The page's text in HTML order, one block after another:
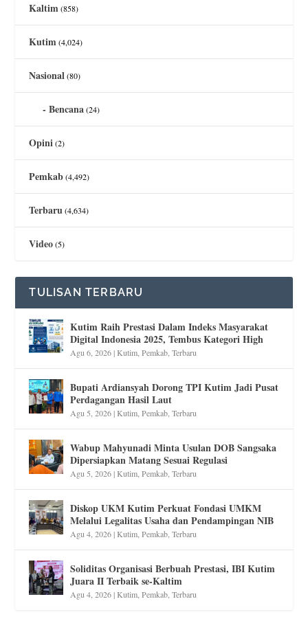
Kaltim(858)
Kutim(4,024)
Nasional(80)
Bencana(24)
Opini(2)
Pemkab(4,492)
Terbaru(4,634)
Video(5)
TULISAN TERBARU
Kutim Raih Prestasi Dalam Indeks Masyarakat
Digital Indonesia 2025, Tembus Kategori High
Agu 6, 2026|Kutim ,Pemkab ,Terbaru
Bupati Ardiansyah Dorong TPI Kutim Jadi Pusat
Perdagangan Hasil Laut
Agu 5, 2026|Kutim ,Pemkab ,Terbaru
Wabup Mahyunadi Minta Usulan DOB Sangsaka
Dipersiapkan Matang Sesuai Regulasi
Agu 5, 2026|Kutim ,Pemkab ,Terbaru
Diskop UKM Kutim Perkuat Fondasi UMKM
Melalui Legalitas Usaha dan Pendampingan NIB
Agu 4, 2026|Kutim ,Pemkab ,Terbaru
Soliditas Organisasi Berbuah Prestasi, IBI Kutim
Juara II Terbaik se-Kaltim
Agu 4, 2026|Kutim ,Pemkab ,Terbaru